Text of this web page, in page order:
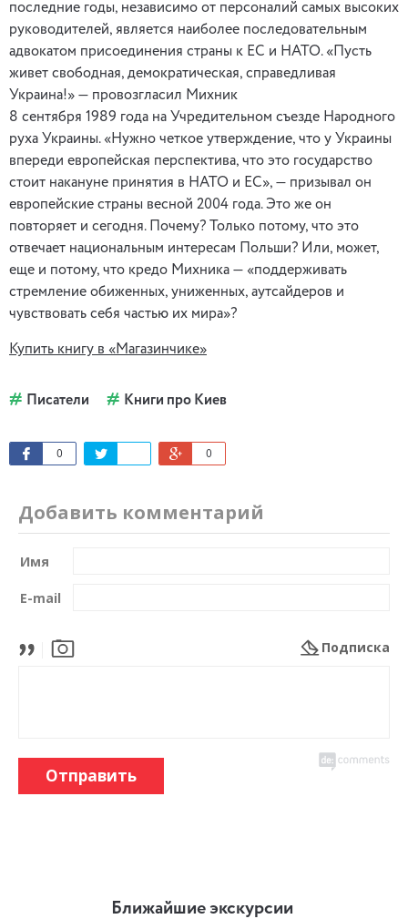
последние годы, независимо от персоналий самых высоких
руководителей, является наиболее последовательным
адвокатом присоединения страны к ЕС и НАТО. «Пусть
живет свободная, демократическая, справедливая
Украина!» — провозгласил Михник
8 сентября 1989 года на Учредительном съезде Народного
руха Украины. «Нужно четкое утверждение, что у Украины
впереди европейская перспектива, что это государство
стоит накануне принятия в НАТО и ЕС», — призывал он
европейские страны весной 2004 года. Это же он
повторяет и сегодня. Почему? Только потому, что это
отвечает национальным интересам Польши? Или, может,
еще и потому, что кредо Михника — «поддерживать
стремление обиженных, униженных, аутсайдеров и
чувствовать себя частью их мира»?
Купить книгу в «Магазинчике»
Писатели Книги про Киев
0 0
Добавить комментарий
Имя
E-mail
Подписка
Отправить
Ближайшие экскурсии